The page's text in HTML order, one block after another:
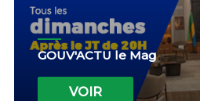
GOUV'ACTU le Mag
VOIR